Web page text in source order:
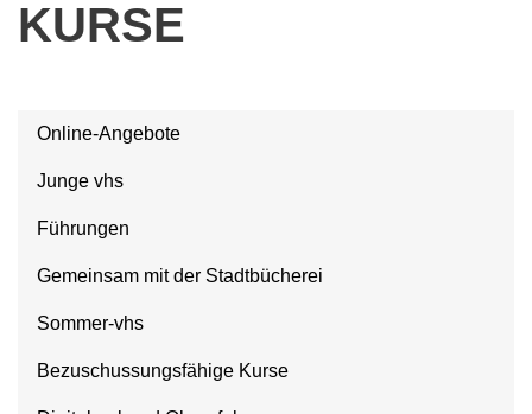
KURSE
Online-Angebote
Junge vhs
Führungen
Gemeinsam mit der Stadtbücherei
Sommer-vhs
Bezuschussungsfähige Kurse